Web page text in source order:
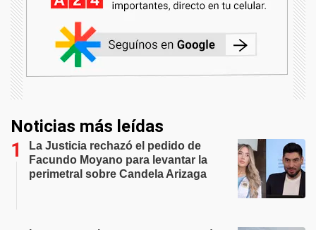
Noticias más leídas
La Justicia rechazó el pedido de
Facundo Moyano para levantar la
perimetral sobre Candela Arizaga